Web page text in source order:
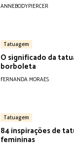
ANNEBODYPIERCER
Tatuagem
O significado da
borboleta
FERNANDA MORAES
Tatuagem
84 inspirações de
femininas